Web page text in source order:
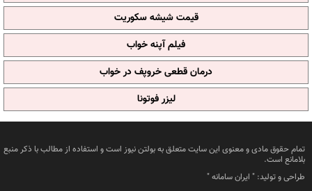
قیمت شیشه سکوریت
فیلم آپنه خواب
درمان قطعی خروپف در خواب
لیزر فوتونا
تمام حقوق مادی و معنوی این سایت متعلق به بولتن نیوز است و استفاده از مطالب با ذکر منبع
بلامانع است.
طراحی و تولید: " ایران سامانه"